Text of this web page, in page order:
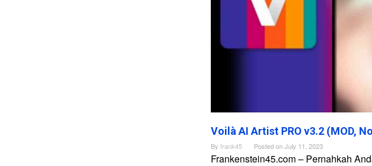
Voilà AI Artist PRO v3.2 (MOD,
By frank45 Posted onJuly 11, 2023
Frankenstein45.com – Pernahkah